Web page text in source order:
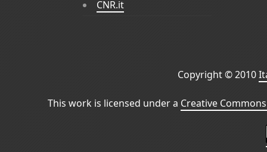
CNR.it
Copyright © 2010
This work is licensed under a Creative